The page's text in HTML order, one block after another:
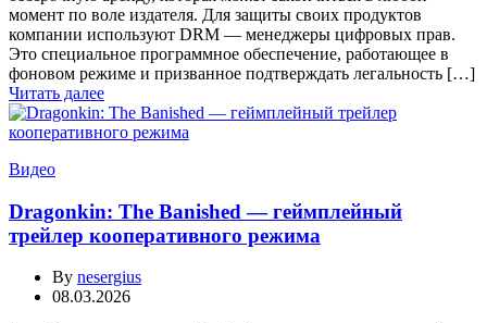
момент по воле издателя. Для защиты своих продуктов
компании используют DRM — менеджеры цифровых прав.
Это специальное программное обеспечение, работающее в
фоновом режиме и призванное подтверждать легальность […]
Читать далее
Видео
Dragonkin: The Banished — геймплейный
трейлер кооперативного режима
By nesergius
08.03.2026